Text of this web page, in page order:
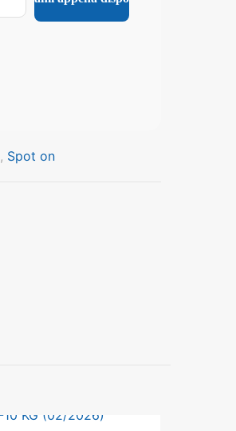
, Spot on